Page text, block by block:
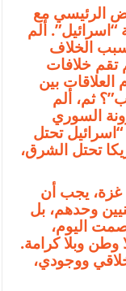
الرئيسي مع
ألم
الخلاف
تقم خلافات
العلاقات بين
ثم، ألم
السوري
“اسرائيل تحتل
تحتل الشرق،
غزة، يجب أن
وحدهم، بل
اليوم،
وبلا كرامة.
ووجودي،